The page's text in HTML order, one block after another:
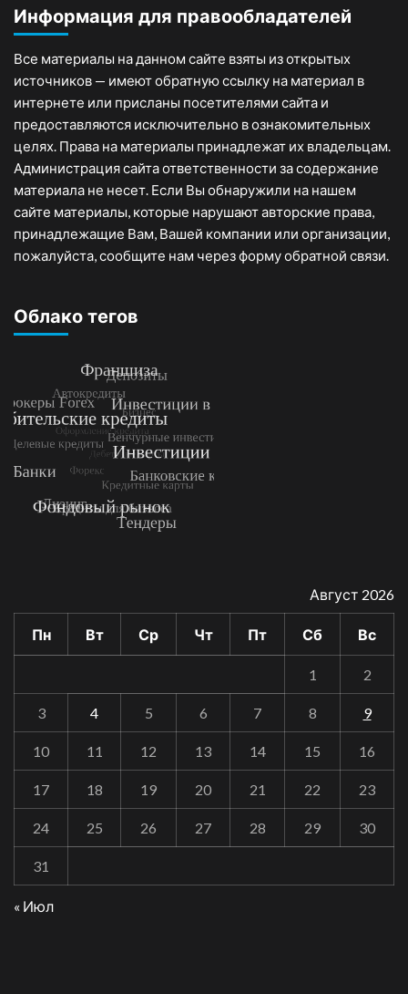
Информация для правообладателей
Все материалы на данном сайте взяты из открытых
источников — имеют обратную ссылку на материал в
интернете или присланы посетителями сайта и
предоставляются исключительно в ознакомительных
целях. Права на материалы принадлежат их владельцам.
Администрация сайта ответственности за содержание
материала не несет. Если Вы обнаружили на нашем
сайте материалы, которые нарушают авторские права,
принадлежащие Вам, Вашей компании или организации,
пожалуйста, сообщите нам через форму обратной связи.
Облако тегов
Август 2026
Пн Вт Ср Чт Пт Сб Вс
1 2
3 4 5 6 7 8 9
10 11 12 13 14 15 16
17 18 19 20 21 22 23
24 25 26 27 28 29 30
31
« Июл